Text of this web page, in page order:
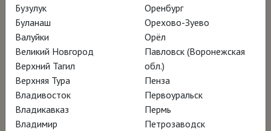
Режиссёр Дон Миллар
Фернандо Ботеро — один из самых
популярных современных художников.
Миллионы его поклонников относятся к
разным культурам и живут в разных уголках
земного шара. Но, хотя его искусство очень
Бузулук
Буланаш
Валуйки
Великий Новгород
Верхний Тагил
Верхняя Тура
Владивосток
Владикавказ
Владимир
Оренбург
Орехово-Зуево
Орёл
Павловск (Воронежская
обл.)
Пенза
Первоуральск
Пермь
Петрозаводск